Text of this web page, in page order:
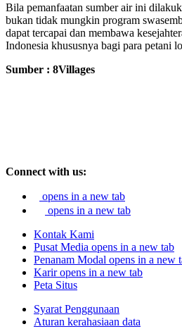
Bila pemanfaatan sumber air ini
bukan tidak mungkin program
dapat tercapai dan membawa
Indonesia khususnya bagi para petani
Sumber : 8Villages
Connect with us:
opens in a new tab
opens in a new tab
Kontak Kami
Pusat Media opens in a new tab
Penanam Modal opens in a new
Karir opens in a new tab
Peta Situs
Syarat Penggunaan
Aturan kerahasiaan data